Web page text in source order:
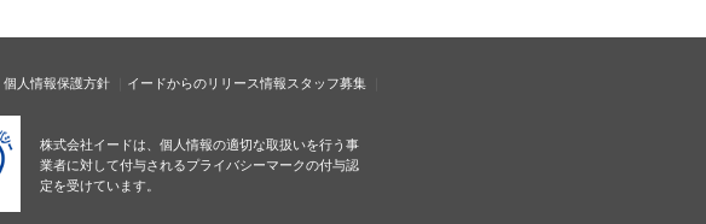
個人情報保護方針 イードからのリリース情報スタッフ募集
株式会社イードは、個人情報の適切な取扱いを行う事
業者に対して付与されるプライバシーマークの付与認
定を受けています。